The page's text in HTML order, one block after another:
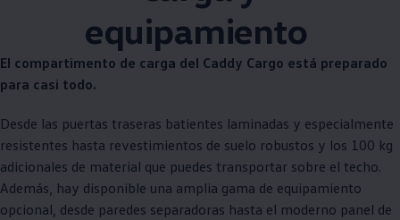
equipamiento
El compartimento de carga del Caddy Cargo está preparado
para casi todo.
Desde las puertas traseras batientes laminadas y especialmente
resistentes hasta revestimientos de suelo robustos y los 100 kg
adicionales de material que puedes transportar sobre el techo.
Además, hay disponible una amplia gama de equipamiento
opcional, desde paredes separadoras hasta el moderno panel de